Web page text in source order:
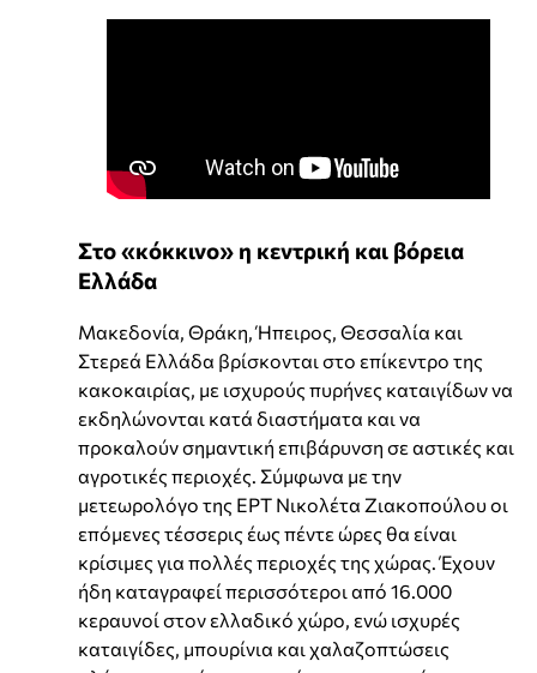
Στο «κόκκινο» η κεντρική και βόρεια
Ελλάδα
Μακεδονία, Θράκη, Ήπειρος, Θεσσαλία και
Στερεά Ελλάδα βρίσκονται στο επίκεντρο της
κακοκαιρίας, με ισχυρούς πυρήνες καταιγίδων να
εκδηλώνονται κατά διαστήματα και να
προκαλούν σημαντική επιβάρυνση σε αστικές και
αγροτικές περιοχές. Σύμφωνα με την
μετεωρολόγο της ΕΡΤ Νικολέτα Ζιακοπούλου οι
επόμενες τέσσερις έως πέντε ώρες θα είναι
κρίσιμες για πολλές περιοχές της χώρας. Έχουν
ήδη καταγραφεί περισσότεροι από 16.000
κεραυνοί στον ελλαδικό χώρο, ενώ ισχυρές
καταιγίδες, μπουρίνια και χαλαζοπτώσεις